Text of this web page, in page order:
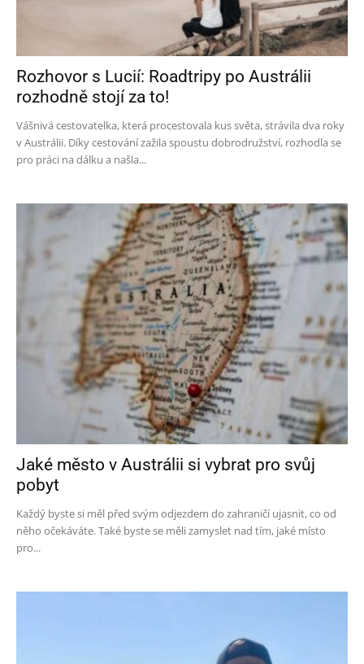
Rozhovor s Lucií: Roadtripy po Austrálii
rozhodně stojí za to!
Vášnivá cestovatelka, která procestovala kus světa, strávila dva roky
v Austrálii. Díky cestování zažila spoustu dobrodružství, rozhodla se
pro práci na dálku a našla...
Jaké město v Austrálii si vybrat pro svůj
pobyt
Každý byste si měl před svým odjezdem do zahraničí ujasnit, co od
něho očekáváte. Také byste se měli zamyslet nad tím, jaké místo
pro...